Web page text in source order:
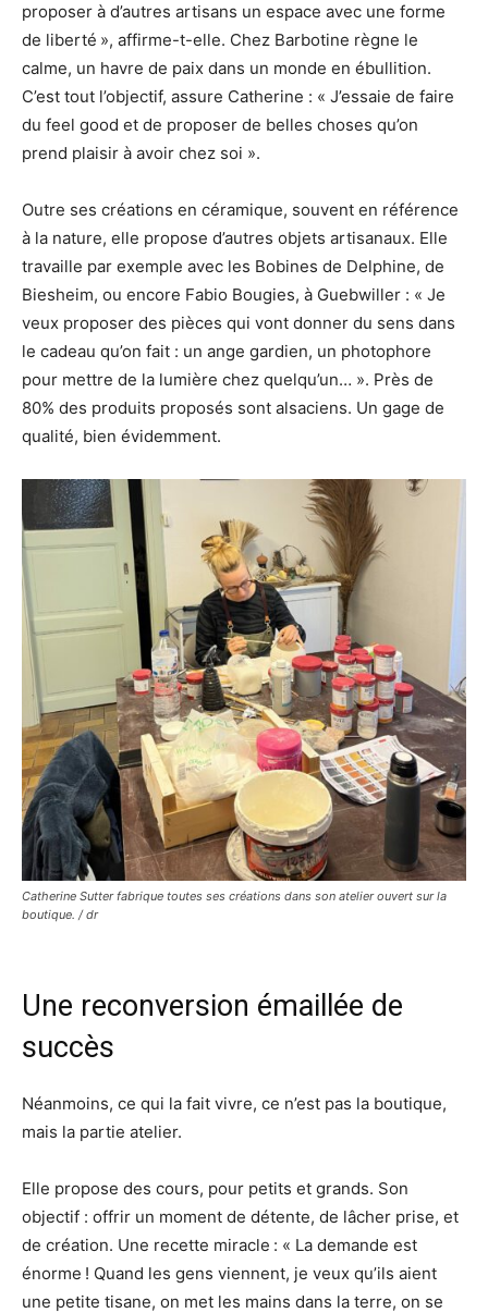
proposer à d’autres artisans un espace avec une forme
de liberté », affirme-t-elle. Chez Barbotine règne le
calme, un havre de paix dans un monde en ébullition.
C’est tout l’objectif, assure Catherine : « J’essaie de faire
du feel good et de proposer de belles choses qu’on
prend plaisir à avoir chez soi ».
Outre ses créations en céramique, souvent en référence
à la nature, elle propose d’autres objets artisanaux. Elle
travaille par exemple avec les Bobines de Delphine, de
Biesheim, ou encore Fabio Bougies, à Guebwiller : « Je
veux proposer des pièces qui vont donner du sens dans
le cadeau qu’on fait : un ange gardien, un photophore
pour mettre de la lumière chez quelqu’un… ». Près de
80% des produits proposés sont alsaciens. Un gage de
qualité, bien évidemment.
Catherine Sutter fabrique toutes ses créations dans son atelier ouvert sur la
boutique. / dr
Une reconversion émaillée de
succès
Néanmoins, ce qui la fait vivre, ce n’est pas la boutique,
mais la partie atelier.
Elle propose des cours, pour petits et grands. Son
objectif : offrir un moment de détente, de lâcher prise, et
de création. Une recette miracle : « La demande est
énorme ! Quand les gens viennent, je veux qu’ils aient
une petite tisane, on met les mains dans la terre, on se